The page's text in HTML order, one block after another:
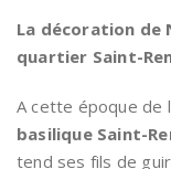
La décoration de
quartier Saint-
A cette époque de
basilique Saint-
tend ses fils de